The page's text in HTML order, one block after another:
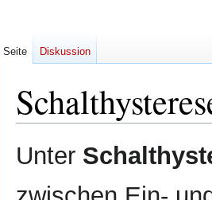
Zur
Navigation
Zur
Suche
Unter
Seite Diskussion